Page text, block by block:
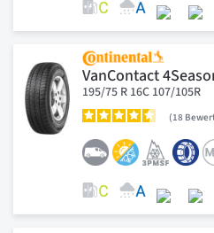
VanContact
195/75 R 16C 107/105R
18